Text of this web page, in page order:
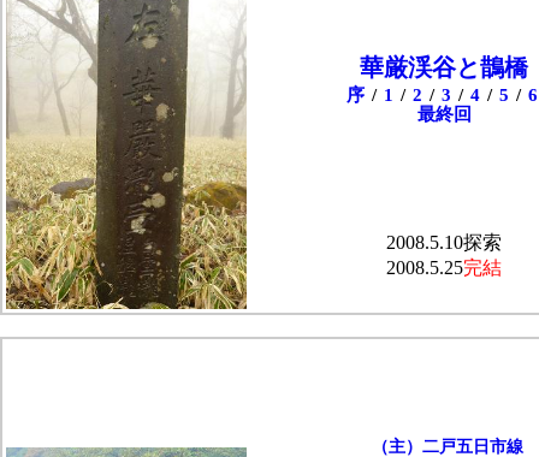
華厳渓谷と鵲橋
序 / 1 / 2 / 3 / 4 / 5 / 6
最終回
2008.5.10探索
2008.5.25完結
（主）二戸五日市線